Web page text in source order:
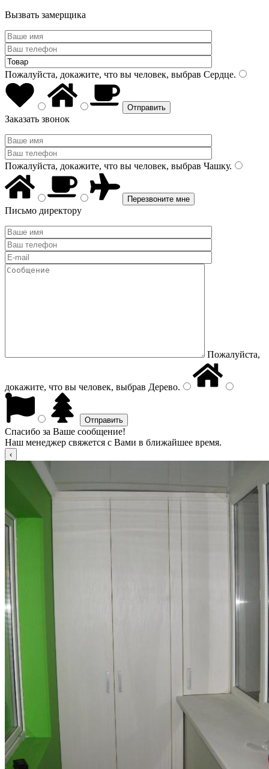
Вызвать замерщика
Пожалуйста, докажите, что вы человек, выбрав Сердце.
Заказать звонок
Пожалуйста, докажите, что вы человек, выбрав Чашку.
Письмо директору
Пожалуйста,
докажите, что вы человек, выбрав Дерево.
Спасибо за Ваше сообщение!
Наш менеджер свяжется с Вами в ближайшее время.